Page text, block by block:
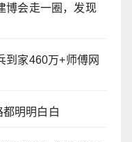
博会走一圈，发现
到家460万+师傅网
明明白白